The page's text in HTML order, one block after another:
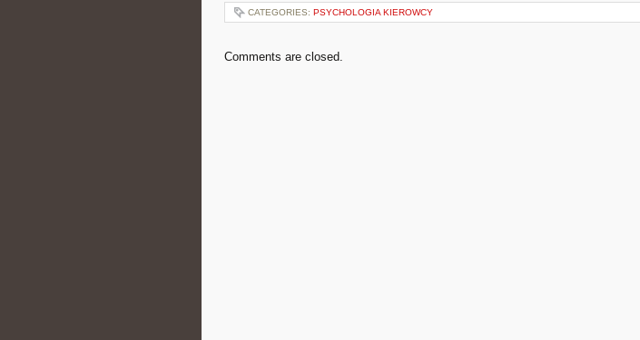
CATEGORIES: PSYCHOLOGIA KIEROWCY
Comments are closed.